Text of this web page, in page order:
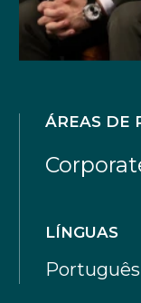
ÁREAS DE
LÍNGUAS